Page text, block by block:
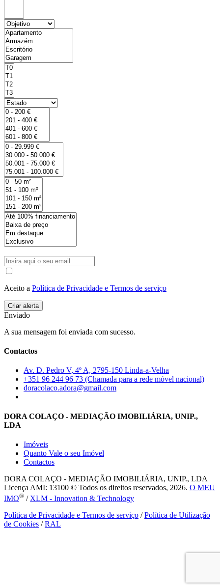
Aceito a Política de Privacidade e Termos de serviço
Enviado
A sua mensagem foi enviada com sucesso.
Contactos
Av. D. Pedro V, 4º A, 2795-150 Linda-a-Velha
+351 96 244 96 73 (Chamada para a rede móvel nacional)
doracolaco.adora@gmail.com
DORA COLAÇO - MEDIAÇÃO IMOBILIÁRIA, UNIP.,
LDA
Imóveis
Quanto Vale o seu Imóvel
Contactos
DORA COLAÇO - MEDIAÇÃO IMOBILIÁRIA, UNIP., LDA
Licença AMI: 13100 © Todos os direitos reservados, 2026. O MEU
IMO® / XLM - Innovation & Technology
Política de Privacidade e Termos de serviço /Política de Utilização
de Cookies /RAL